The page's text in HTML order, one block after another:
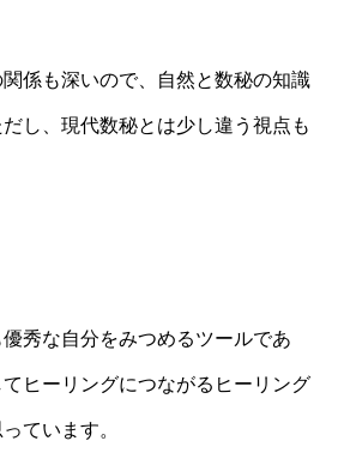
係も深いので、自然と数秘の知識
し、現代数秘とは少し違う視点も
秀な自分をみつめるツールであ
ヒーリングにつながるヒーリング
ています。